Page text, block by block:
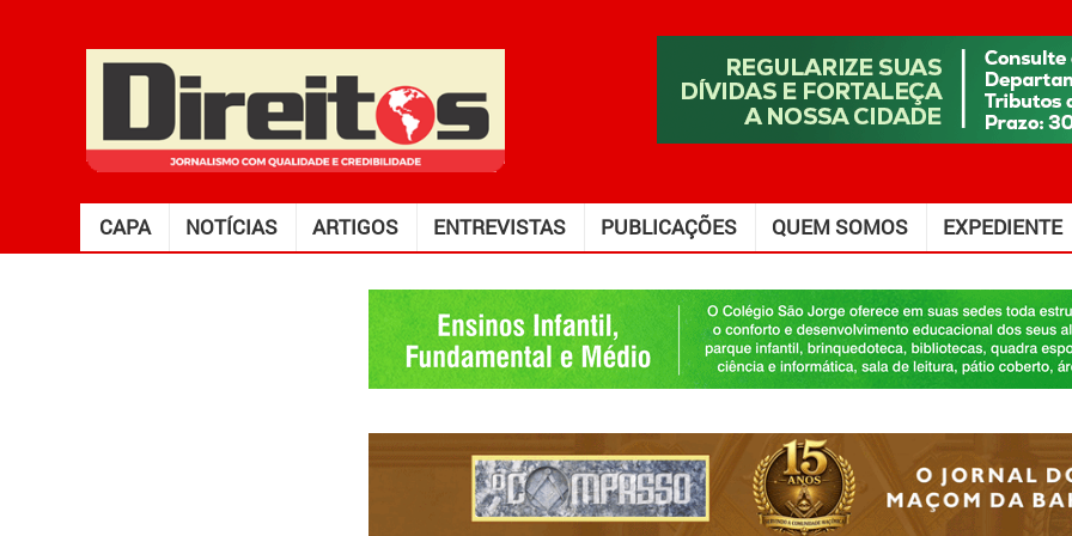
CAPA NOTÍCIAS ARTIGOS ENTREVISTAS PUBLICAÇÕES QUEM SOMOS EXPEDIENTE